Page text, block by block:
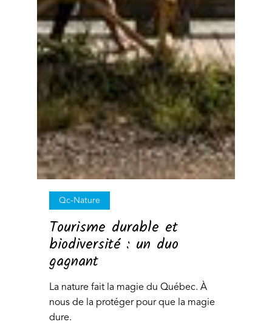
Qc-Nature
Tourisme durable et
biodiversité : un duo
gagnant
La nature fait la magie du Québec. À
nous de la protéger pour que la magie
dure.